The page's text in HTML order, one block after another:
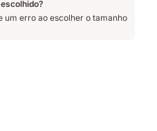
um erro ao escolher o tamanho